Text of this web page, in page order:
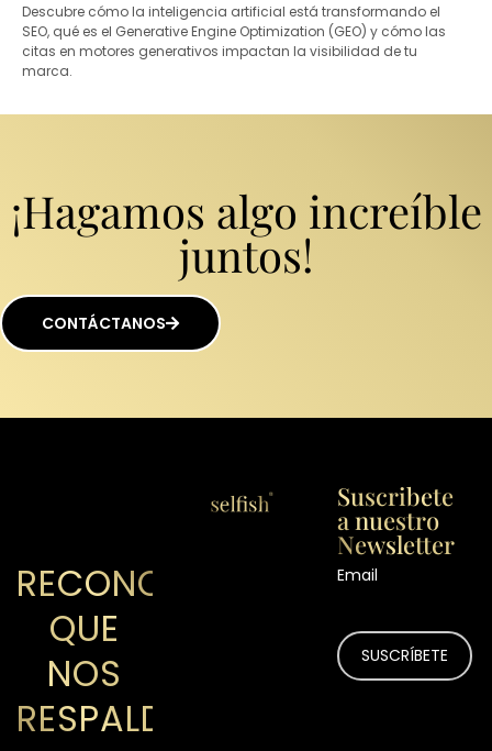
Descubre cómo la inteligencia artificial está transformando el
SEO, qué es el Generative Engine Optimization (GEO) y cómo las
citas en motores generativos impactan la visibilidad de tu
marca.
¡Hagamos algo increíble
juntos!
CONTÁCTANOS
RECONOCIMIENTOS
QUE
NOS
RESPALDAN
Suscribete
a nuestro
Newsletter
Email